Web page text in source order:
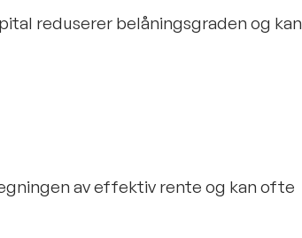
reduserer belåningsgraden og kan
av effektiv rente og kan ofte